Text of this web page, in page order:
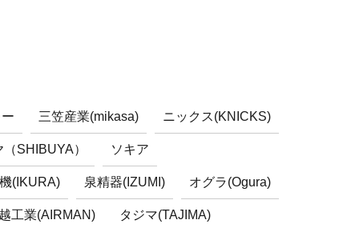
三笠産業(mikasa) ニックス(KNICKS)
SHIBUYA） ソキア
(IKURA) 泉精器(IZUMI) オグラ(Ogura)
工業(AIRMAN) タジマ(TAJIMA)